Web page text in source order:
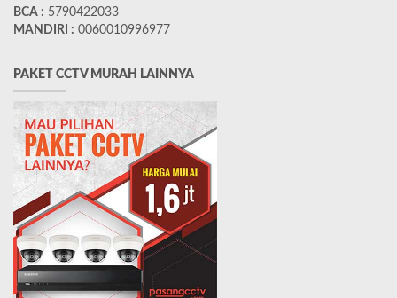
BCA : 5790422033
MANDIRI : 0060010996977
PAKET CCTV MURAH LAINNYA